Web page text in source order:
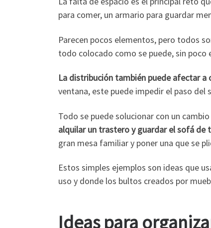
para comer, un armario para guardar
Parecen pocos elementos, pero todos
todo colocado como se puede, sin
La distribución también puede afectar
ventana, este puede impedir el paso del
Todo se puede solucionar con un
alquilar un trastero y guardar el sofá de
gran mesa familiar y poner una que se
Estos simples ejemplos son ideas que
uso y donde los bultos creados por
Ideas para